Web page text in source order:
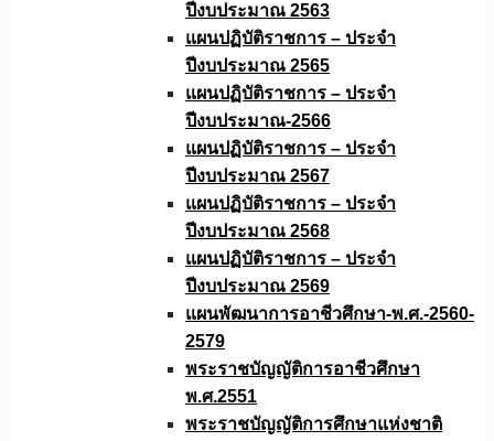
ปีงบประมาณ 2563
แผนปฏิบัติราชการ – ประจำ
ปีงบประมาณ 2565
แผนปฏิบัติราชการ – ประจำ
ปีงบประมาณ-2566
แผนปฏิบัติราชการ – ประจำ
ปีงบประมาณ 2567
แผนปฏิบัติราชการ – ประจำ
ปีงบประมาณ 2568
แผนปฏิบัติราชการ – ประจำ
ปีงบประมาณ 2569
แผนพัฒนาการอาชีวศึกษา-พ.ศ.-2560-
2579
พระราชบัญญัติการอาชีวศึกษา
พ.ศ.2551
พระราชบัญญัติการศึกษาแห่งชาติ